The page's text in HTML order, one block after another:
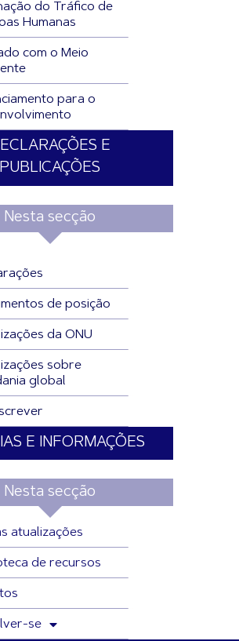
do Tráfico de
Humanas
com o Meio
para o
E
PUBLICAÇÕES
Nesta secção
de posição
da ONU
sobre
global
E INFORMAÇÕES
Nesta secção
atualizações
de recursos
se